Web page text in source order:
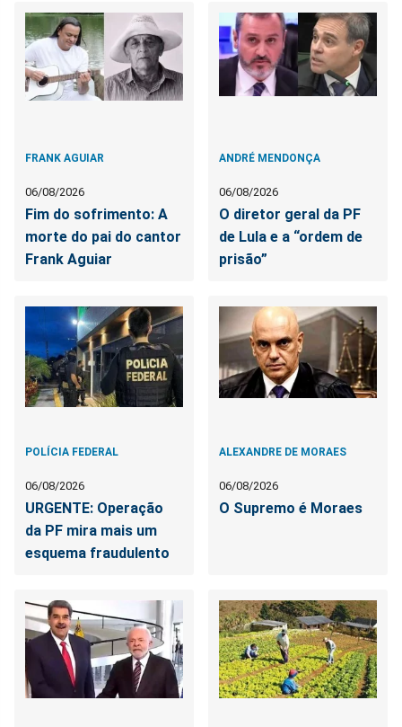
FRANK AGUIAR
06/08/2026
Fim do sofrimento: A
morte do pai do cantor
Frank Aguiar
ANDRÉ MENDONÇA
06/08/2026
O diretor geral da PF
de Lula e a “ordem de
prisão”
POLÍCIA FEDERAL
06/08/2026
URGENTE: Operação
da PF mira mais um
esquema fraudulento
ALEXANDRE DE MORAES
06/08/2026
O Supremo é Moraes